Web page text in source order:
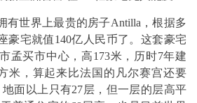
有世界上最贵的房子Antilla，根据多
豪宅就值140亿人民币了。这套豪宅
孟买市中心，高173米，历时7年建
米，算起来比法国的凡尔赛宫还要
面以上只有27层，但一层的层高平